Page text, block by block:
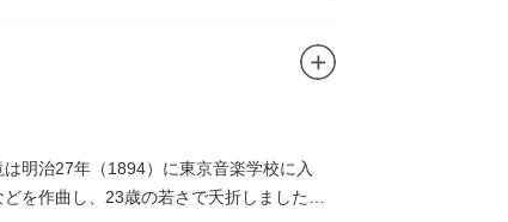
明治27年（1894）に東京音楽学校に入
を作曲し、23歳の若さで夭折しました。